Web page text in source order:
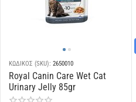
ΚΩΔΙΚΟΣ (SKU): 2650010
Royal Canin Care Wet Cat
Urinary Jelly 85gr